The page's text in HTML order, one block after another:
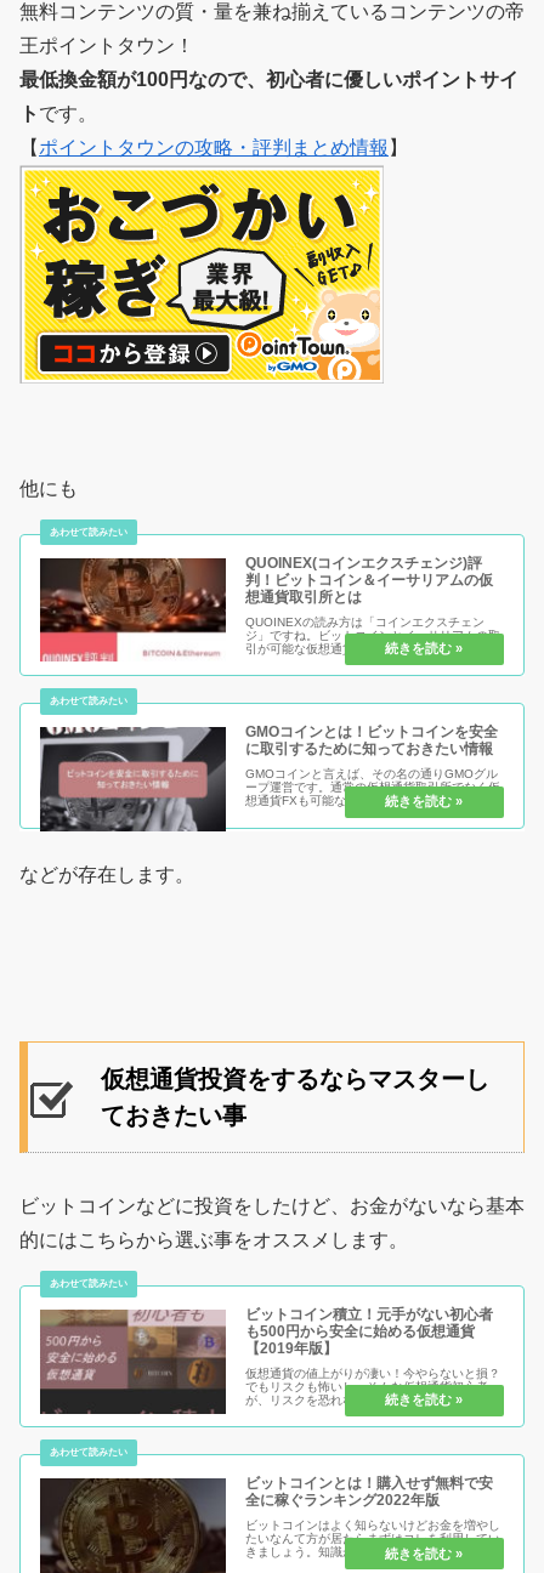
無料コンテンツの質・量を兼ね揃えているコンテンツの帝
王ポイントタウン！
最低換金額が100円なので、初心者に優しいポイントサイ
ト です。
【 ポイントタウンの攻略・評判まとめ情報 】
他にも
QUOINEX(コインエクスチェンジ)評
判！ビットコイン＆イーサリアムの仮
想通貨取引所とは
QUOINEXの読み方は「コインエクスチェン
ジ」ですね。ビットコインとイーサリアムの取
引が可能な仮想通貨取引所になります。対応通
貨ペアも14種類と多く、デモでの確認もする事
が可能な珍しい取引所です。もし、ビットコイ
GMOコインとは！ビットコインを安全
に取引するために知っておきたい情報
GMOコインと言えば、その名の通りGMOグル
ープ運営です。通常の仮想通貨取引所でなく仮
想通貨FXも可能なためレバレッジ5倍での取引
から最大25倍まで可能となっています。今後の
仮想通貨がどう推移するかを見極めるには今ど
などが存在します。
仮想通貨投資をするならマスターし
ておきたい事
ビットコインなどに投資をしたけど、お金がないなら基本
的にはこちらから選ぶ事をオススメします。
ビットコイン積立！元手がない初心者
も500円から安全に始める仮想通貨
【2019年版】
仮想通貨の値上がりが凄い！今やらないと損？
でもリスクも怖いし。そんな仮想通貨初心者
が、リスクを恐れないで「毎日500円ずつ積み
立てる裏技」を紹介！元手がなくても安心。な
ぜなら、500円は元手なく手に入れれば良いだ
ビットコインとは！購入せず無料で安
全に稼ぐランキング2022年版
ビットコインはよく知らないけどお金を増やし
たいなんて方が居たらまずはコレを利用してい
きましょう。知識がないからこそ早く始めてビ
ットコイン取引というものを知っておくという